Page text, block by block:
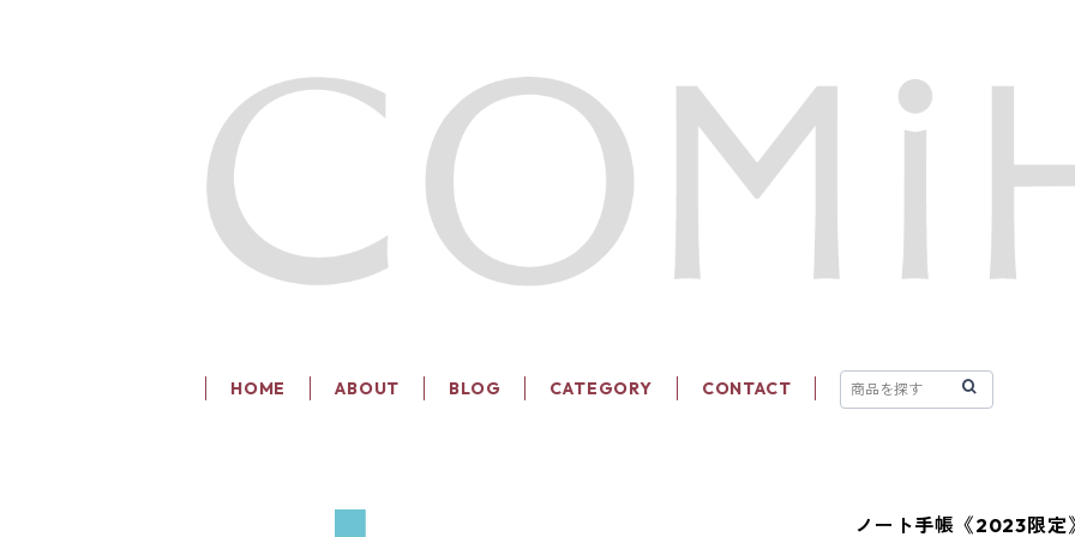
HOME ABOUT BLOG CATEGORY CONTACT
ノート手帳《2023限定